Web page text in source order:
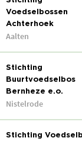
Voedselbossen
Achterhoek
Aalten
Stichting
Buurtvoedselbos
Bernheze e.o.
Nistelrode
Stichting